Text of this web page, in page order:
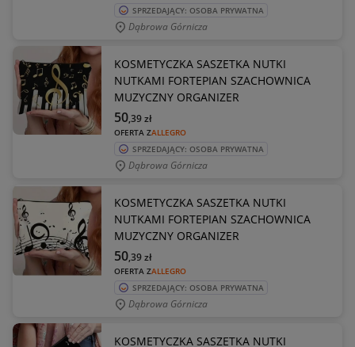
SPRZEDAJĄCY: OSOBA PRYWATNA
Dąbrowa Górnicza
KOSMETYCZKA SASZETKA NUTKI
NUTKAMI FORTEPIAN SZACHOWNICA
MUZYCZNY ORGANIZER
OFERTA ZALLEGRO
50,39zł
SPRZEDAJĄCY: OSOBA PRYWATNA
Dąbrowa Górnicza
KOSMETYCZKA SASZETKA NUTKI
NUTKAMI FORTEPIAN SZACHOWNICA
MUZYCZNY ORGANIZER
OFERTA ZALLEGRO
50,39zł
SPRZEDAJĄCY: OSOBA PRYWATNA
Dąbrowa Górnicza
KOSMETYCZKA SASZETKA NUTKI